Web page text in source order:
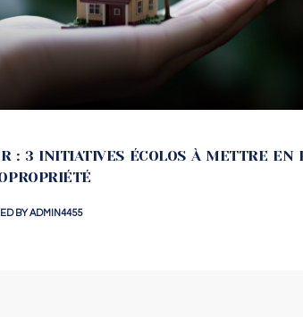
: 3 INITIATIVES ÉCOLOS À METTRE EN
BYADMIN4455